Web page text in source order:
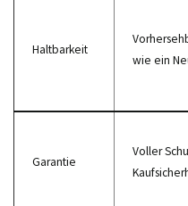
Haltbarkeit
wie ein
Garantie
Voller